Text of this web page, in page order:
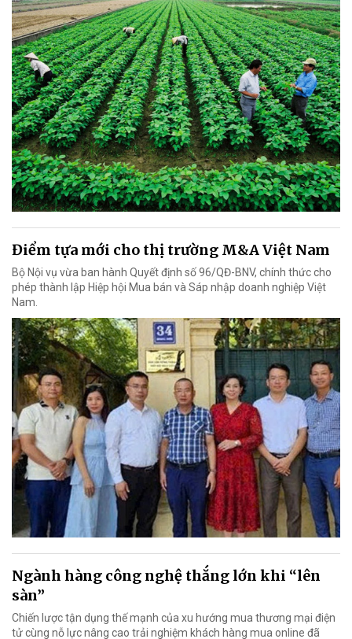
Điểm tựa mới cho thị trường M&A Việt Nam
Bộ Nội vụ vừa ban hành Quyết định số 96/QĐ-BNV, chính thức cho
phép thành lập Hiệp hội Mua bán và Sáp nhập doanh nghiệp Việt
Nam.
Ngành hàng công nghệ thắng lớn khi “lên
sàn”
Chiến lược tận dụng thế mạnh của xu hướng mua thương mại điện
tử cùng nỗ lực nâng cao trải nghiệm khách hàng mua online đã